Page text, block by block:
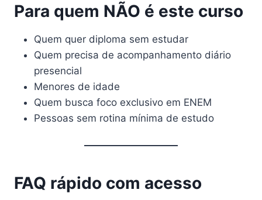
Para quem NÃO é este curso
Quem quer diploma sem estudar
Quem precisa de acompanhamento diário
presencial
Menores de idade
Quem busca foco exclusivo em ENEM
Pessoas sem rotina mínima de estudo
FAQ rápido com acesso